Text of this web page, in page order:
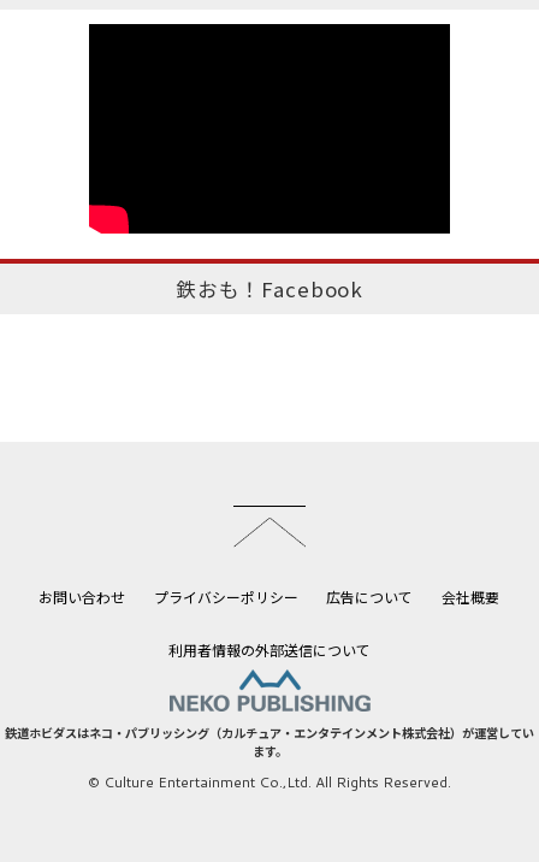
鉄おも！Facebook
お問い合わせ プライバシーポリシー 広告について 会社概要
利用者情報の外部送信について
鉄道ホビダスはネコ・パブリッシング（カルチュア・エンタテインメント株式会社）が運営してい
ます。
© Culture Entertainment Co.,Ltd. All Rights Reserved.